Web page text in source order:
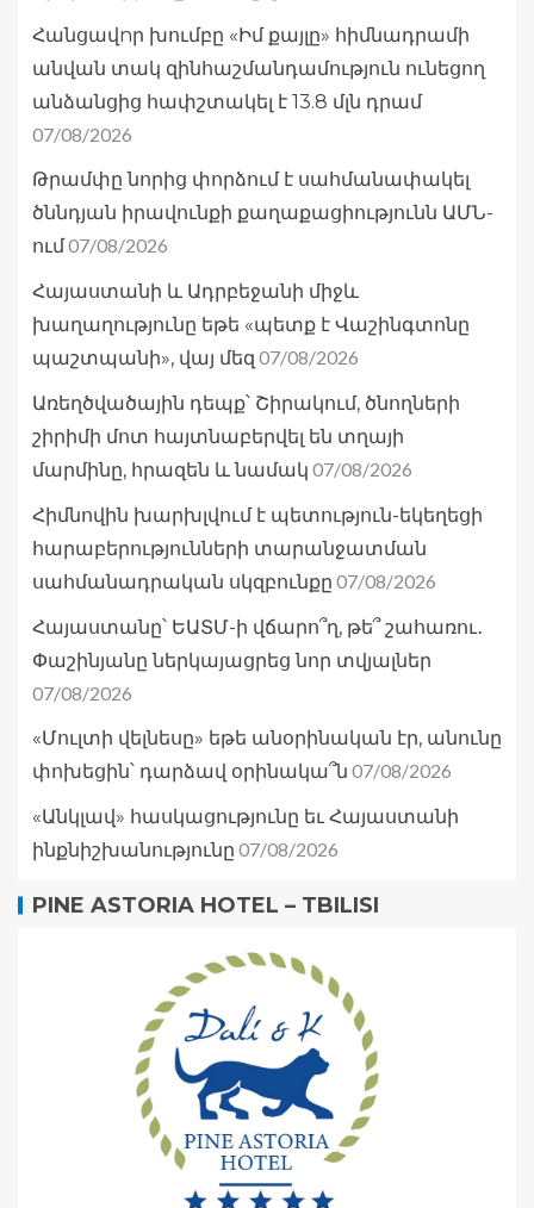
Հանցավnր խումբը «Իմ քայլը» հիմնադրամի
անվան տակ զինհաշմանդամություն ունեցող
անձանցից հափշտակել է 13.8 մլն դրամ
07/08/2026
Թրամփը նորից փորձում է սահմանափակել
ծննդյան իրավունքի քաղաքացիությունն ԱՄՆ-
ում07/08/2026
Հայաստանի և Ադրբեջանի միջև
խաղաղությունը եթե «պետք է Վաշինգտոնը
պաշտպանի», վայ մեզ 07/08/2026
Առեղծվածային դեպք՝ Շիրակում, ծնողների
շիրիմի մոտ հայտնաբերվել են տղայի
մարմինը, հրազեն և նամակ 07/08/2026
Հիմնովին խարխլվում է պետություն-եկեղեցի
հարաբերությունների տարանջատման
սահմանադրական սկզբունքը 07/08/2026
Հայաստանը՝ ԵԱՏՄ-ի վճարո՞ղ, թե՞ շահառու․
Փաշինյանը ներկայացրեց նոր տվյալներ
07/08/2026
«Մուլտի վելնեսը» եթե անօրինական էր, անունը
փոխեցին՝ դարձավ օրինակա՞ն 07/08/2026
«Անկլավ» հասկացությունը եւ Հայաստանի
ինքնիշխանությունը 07/08/2026
PINE ASTORIA HOTEL – TBILISI